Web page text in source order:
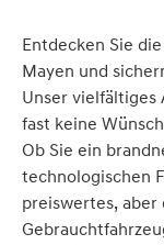
Entdecken Sie
Mayen und
Unser vielfältiges
fast keine
Ob Sie ein
technologischen
preiswertes,